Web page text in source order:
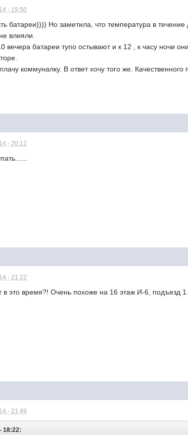
- 19:50
батареи)))) Но заметила, что температура в
влияли.
вечера батареи тупо остывают и к 12 , к часу ночи
коммуналку. В ответ хочу того же.
- 20:12
- 21:22
в это время?! Очень похоже на 16 этаж И-6, подъезд
- 21:49
18:22: